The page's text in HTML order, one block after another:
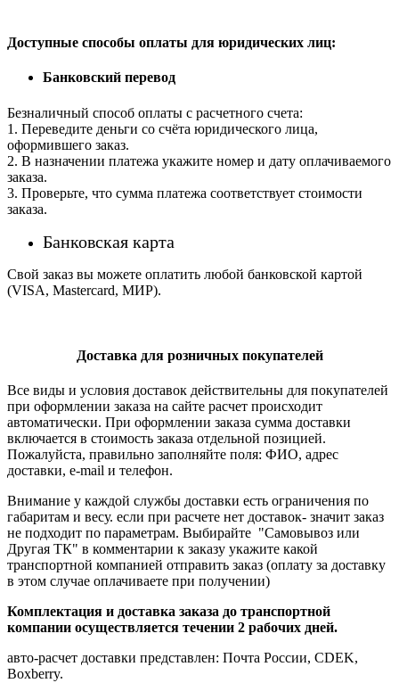
Доступные способы оплаты для юридических лиц:
Банковский перевод
Безналичный способ оплаты с расчетного счета:
1. Переведите деньги со счёта юридического лица,
оформившего заказ.
2. В назначении платежа укажите номер и дату оплачиваемого
заказа.
3. Проверьте, что сумма платежа соответствует стоимости
заказа.
Банковская карта
Свой заказ вы можете оплатить любой банковской картой
(VISA, Mastercard, МИР).
Доставка для розничных покупателей
Все виды и условия доставок действительны для покупателей
при оформлении заказа на сайте расчет происходит
автоматически. При оформлении заказа сумма доставки
включается в стоимость заказа отдельной позицией.
Пожалуйста, правильно заполняйте поля: ФИО, адрес
доставки, e-mail и телефон.
Внимание у каждой службы доставки есть ограничения по
габаритам и весу. если при расчете нет доставок- значит заказ
не подходит по параметрам. Выбирайте "Самовывоз или
Другая ТК" в комментарии к заказу укажите какой
транспортной компанией отправить заказ (оплату за доставку
в этом случае оплачиваете при получении)
Комплектация и доставка заказа до транспортной
компании осуществляется течении 2 рабочих дней.
авто-расчет доставки представлен: Почта России, CDEK,
Boxberry.